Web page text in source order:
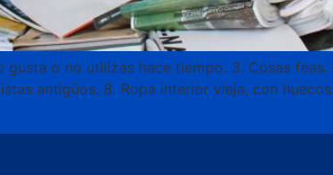
o no utilizas hace tiempo. 3. Cosas
antigüos. 8. Ropa interior vieja, con